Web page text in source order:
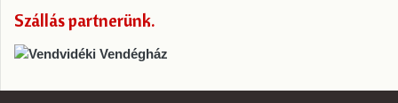
Szállás partnerünk